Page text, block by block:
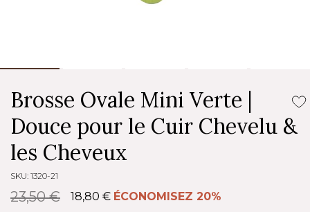
Brosse Ovale Mini Verte |
Douce pour le Cuir Chevelu &
les Cheveux
SKU: 1320-21
23,50 € 18,80 € ÉCONOMISEZ 20%